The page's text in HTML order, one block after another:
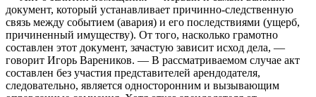
документ, который устанавливает причинно-следственную
связь между событием (авария) и его последствиями (ущерб,
причиненный имуществу). От того, насколько грамотно
составлен этот документ, зачастую зависит исход дела, —
говорит Игорь Вареников. — В рассматриваемом случае акт
составлен без участия представителей арендодателя,
следовательно, является односторонним и вызывающим